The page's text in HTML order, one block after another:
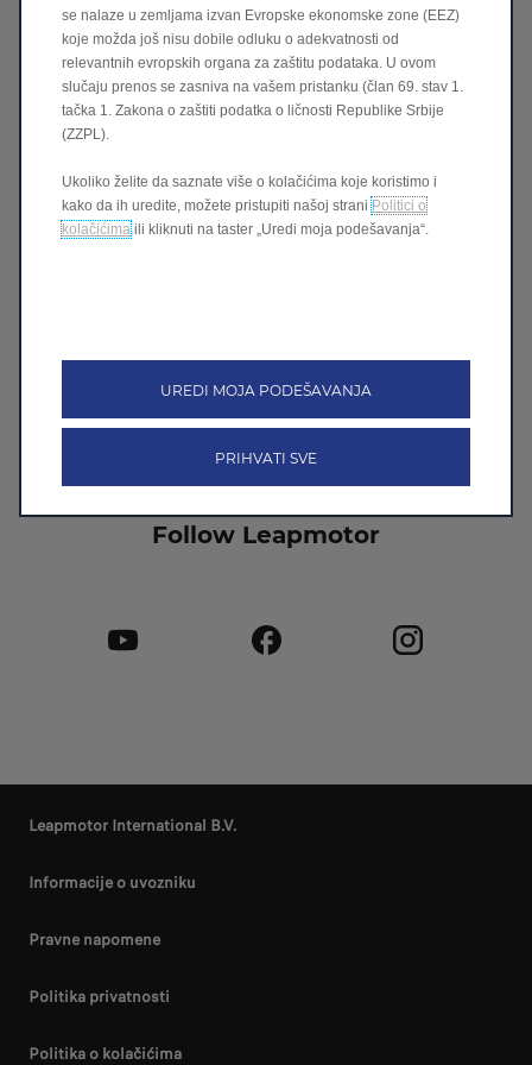
T03
B10
C10
Sigurnosne informacije:
C10 Plug-in Hybrid
C10 Electric
Follow Leapmotor
Leapmotor International B.V.
Informacije o uvozniku
Pravne napomene
Politika privatnosti
Politika o kolačićima
se nalaze u zemljama izvan Evropske ekonomske zone (EEZ)
koje možda još nisu dobile odluku o adekvatnosti od
relevantnih evropskih organa za zaštitu podataka. U ovom
slučaju prenos se zasniva na vašem pristanku (član 69. stav 1.
tačka 1. Zakona o zaštiti podatka o ličnosti Republike Srbije
(ZZPL).
Ukoliko želite da saznate više o kolačićima koje koristimo i
kako da ih uredite, možete pristupiti našoj straniPolitici o
kolačićimaili kliknuti na taster „Uredi moja podešavanja“.
UREDI MOJA PODEŠAVANJA
PRIHVATI SVE